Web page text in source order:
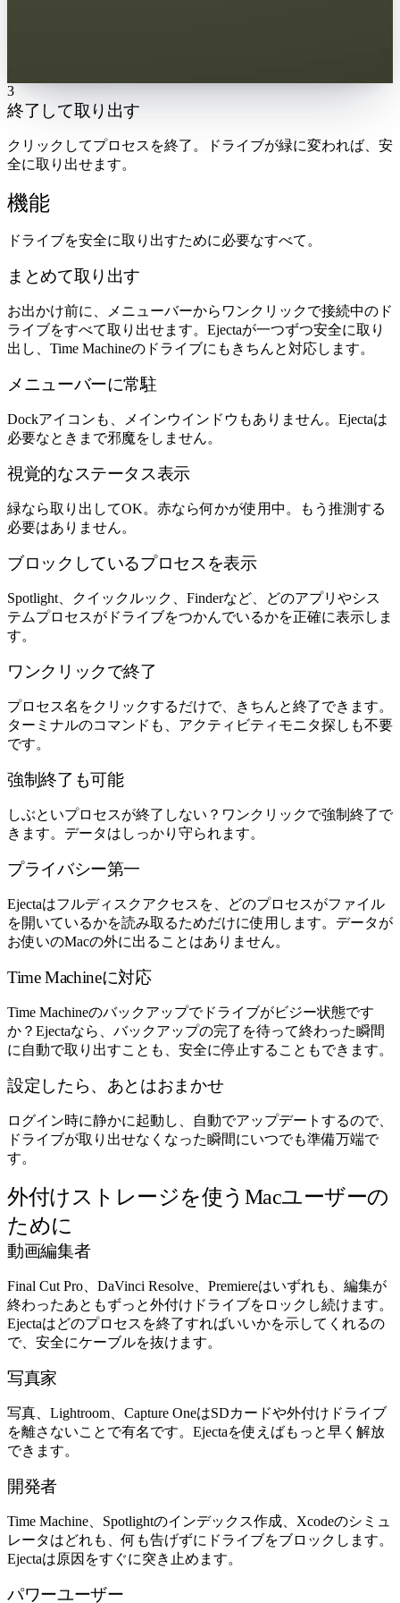
3
終了して取り出す
クリックしてプロセスを終了。ドライブが緑に変われば、安
全に取り出せます。
機能
ドライブを安全に取り出すために必要なすべて。
まとめて取り出す
お出かけ前に、メニューバーからワンクリックで接続中のド
ライブをすべて取り出せます。Ejectaが一つずつ安全に取り
出し、Time Machineのドライブにもきちんと対応します。
メニューバーに常駐
Dockアイコンも、メインウインドウもありません。Ejectaは
必要なときまで邪魔をしません。
視覚的なステータス表示
緑なら取り出してOK。赤なら何かが使用中。もう推測する
必要はありません。
ブロックしているプロセスを表示
Spotlight、クイックルック、Finderなど、どのアプリやシス
テムプロセスがドライブをつかんでいるかを正確に表示しま
す。
ワンクリックで終了
プロセス名をクリックするだけで、きちんと終了できます。
ターミナルのコマンドも、アクティビティモニタ探しも不要
です。
強制終了も可能
しぶといプロセスが終了しない？ワンクリックで強制終了で
きます。データはしっかり守られます。
プライバシー第一
Ejectaはフルディスクアクセスを、どのプロセスがファイル
を開いているかを読み取るためだけに使用します。データが
お使いのMacの外に出ることはありません。
Time Machineに対応
Time Machineのバックアップでドライブがビジー状態です
か？Ejectaなら、バックアップの完了を待って終わった瞬間
に自動で取り出すことも、安全に停止することもできます。
設定したら、あとはおまかせ
ログイン時に静かに起動し、自動でアップデートするので、
ドライブが取り出せなくなった瞬間にいつでも準備万端で
す。
外付けストレージを使うMacユーザーの
ために
動画編集者
Final Cut Pro、DaVinci Resolve、Premiereはいずれも、編集が
終わったあともずっと外付けドライブをロックし続けます。
Ejectaはどのプロセスを終了すればいいかを示してくれるの
で、安全にケーブルを抜けます。
写真家
写真、Lightroom、Capture OneはSDカードや外付けドライブ
を離さないことで有名です。Ejectaを使えばもっと早く解放
できます。
開発者
Time Machine、Spotlightのインデックス作成、Xcodeのシミュ
レータはどれも、何も告げずにドライブをブロックします。
Ejectaは原因をすぐに突き止めます。
パワーユーザー